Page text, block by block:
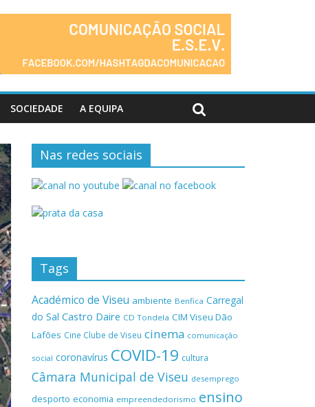
SOCIEDADE A EQUIPA
Nas redes sociais
Tags
Académico de Viseu ambiente Benfica Carregal
do Sal Castro Daire CD Tondela CIM Viseu Dão
Lafões Cine Clube de Viseu cinema comunicação
social coronavírus COVID-19 cultura
Câmara Municipal de Viseu desemprego
desporto economia empreendedorismo ensino